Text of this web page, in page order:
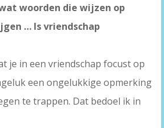
woorden die wijzen op
… Is vriendschap
je in een vriendschap focust op
een ongelukkige opmerking
te trappen. Dat bedoel ik in